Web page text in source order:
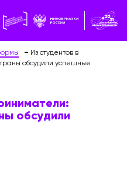
Из студентов в
обсудили успешные
обсудили